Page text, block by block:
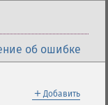
об ошибке
＋ Добавить